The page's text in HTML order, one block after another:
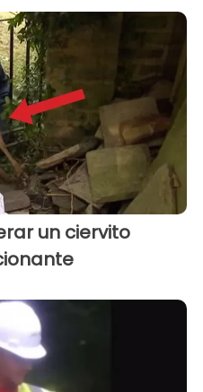
un ciervito